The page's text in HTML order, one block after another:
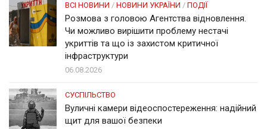
ВСІ НОВИНИ / НОВИНИ УКРАЇНИ / ПОДІЇ
Розмова з головою Агентства відновлення.
Чи можливо вирішити проблему нестачі
укриттів та що із захистом критичної
інфраструктури
06.08.2026
СУСПІЛЬСТВО
Вуличні камери відеоспостереження: надійний
щит для вашої безпеки